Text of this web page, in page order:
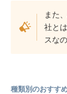
また
社と
スな
種類別のおすす